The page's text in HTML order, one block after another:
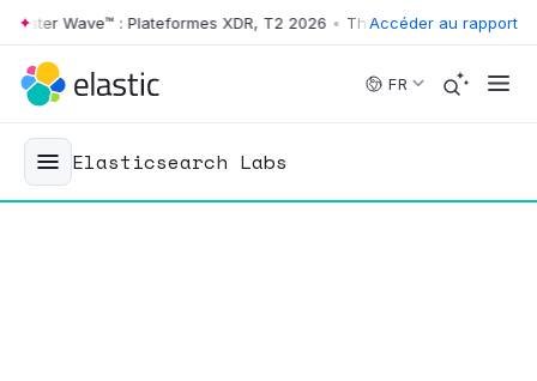
Skip to main content
Wave™ : Plateformes XDR, T2 2026 • The Forrester Wave™ :
Accéder au rapport
FR
Elasticsearch Labs